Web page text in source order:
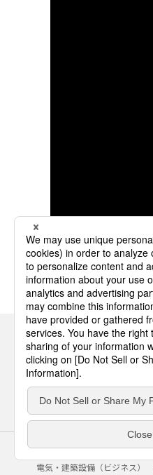
サイトのご利用にあたって
電気・建築設備（ビジネス）